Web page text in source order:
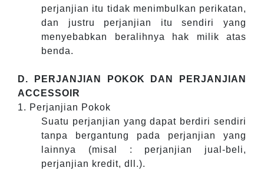
perjanjian itu tidak menimbulkan perikatan,
dan justru perjanjian itu sendiri yang
menyebabkan beralihnya hak milik atas
benda.
D. PERJANJIAN POKOK DAN PERJANJIAN
ACCESSOIR
1. Perjanjian Pokok
Suatu perjanjian yang dapat berdiri sendiri
tanpa bergantung pada perjanjian yang
lainnya (misal : perjanjian jual-beli,
perjanjian kredit, dll.).